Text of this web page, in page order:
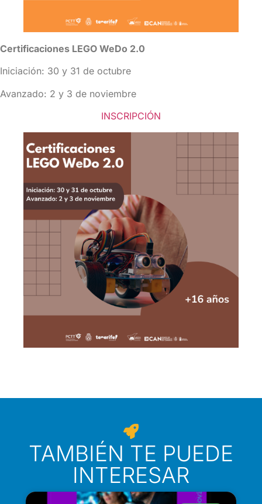
Certificaciones LEGO WeDo 2.0
Iniciación: 30 y 31 de octubre
Avanzado: 2 y 3 de noviembre
INSCRIPCIÓN
TAMBIÉN TE PUEDE
INTERESAR